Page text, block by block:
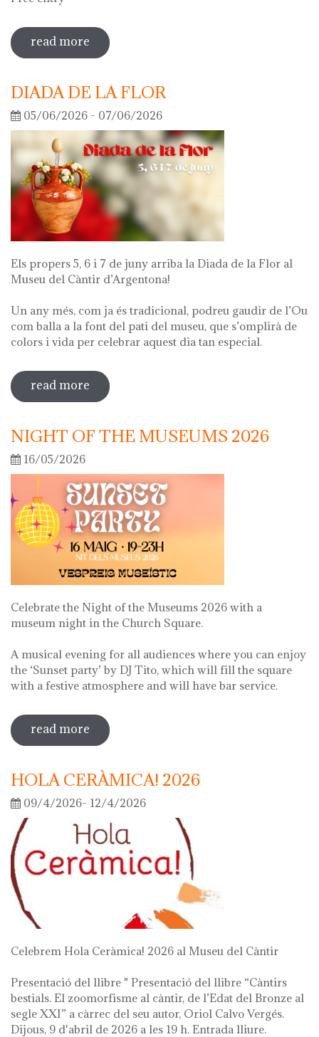
read more sobre guided tour of the exhibition
'what's left of me'
DIADA DE LA FLOR
05/06/2026 - 07/06/2026
Els propers 5, 6 i 7 de juny arriba la Diada de la Flor al
Museu del Càntir d’Argentona!
Un any més, com ja és tradicional, podreu gaudir de l’Ou
com balla a la font del pati del museu, que s’omplirà de
colors i vida per celebrar aquest dia tan especial.
read more sobre diada de la flor
NIGHT OF THE MUSEUMS 2026
16/05/2026
Celebrate the Night of the Museums 2026 with a
museum night in the Church Square.
A musical evening for all audiences where you can enjoy
the ‘Sunset party’ by DJ Tito, which will fill the square
with a festive atmosphere and will have bar service.
read more sobre night of the museums 2026
HOLA CERÀMICA! 2026
09/4/2026- 12/4/2026
Celebrem Hola Ceràmica! 2026 al Museu del Càntir
Presentació del llibre " Presentació del llibre “Càntirs
bestials. El zoomorfisme al càntir, de l’Edat del Bronze al
segle XXI” a càrrec del seu autor, Oriol Calvo Vergés.
Dijous, 9 d'abril de 2026 a les 19 h. Entrada lliure.